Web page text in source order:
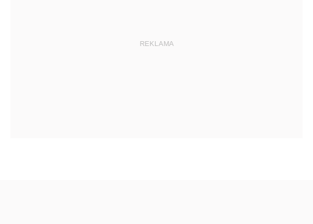
REKLAMA